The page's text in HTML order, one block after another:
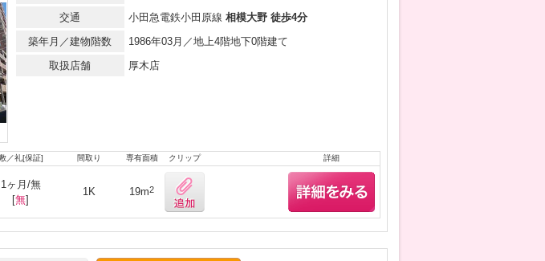
交通
小田急電鉄小田原線 相模大野 徒歩4分
築年月／建物階数
1986年03月／地上4階地下0階建て
取扱店舗
厚木店
／礼[保証] 間取り 専有面積 クリップ 詳細
1ヶ月/無
[無]
1K 19m2